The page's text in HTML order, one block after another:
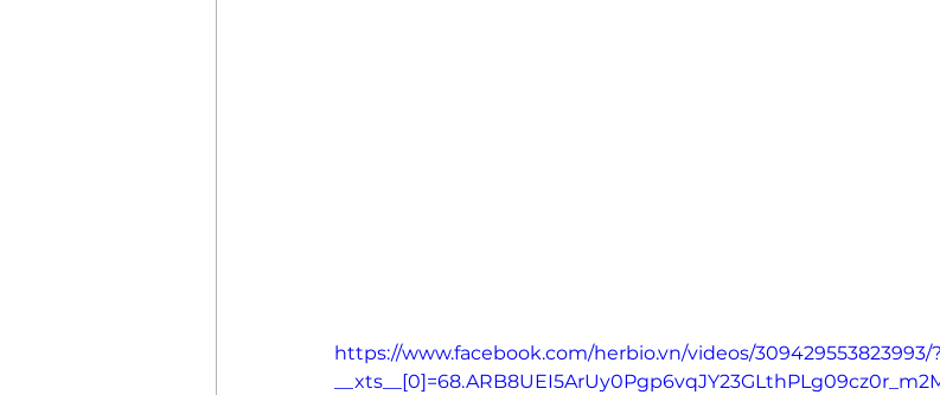
https://www.facebook.com/herbio.vn/videos/309429553823993/?